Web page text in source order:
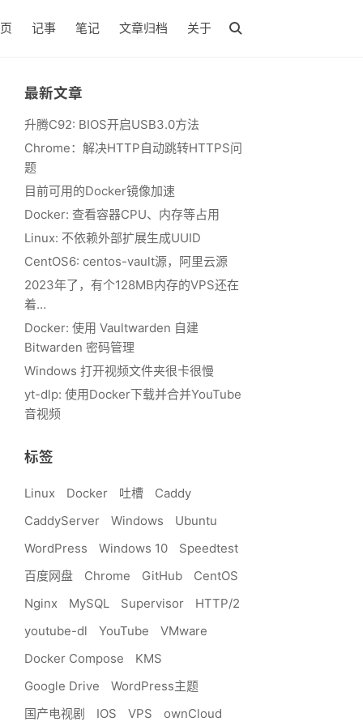
记事 笔记 文章归档 关于
最新文章
升腾C92: BIOS开启USB3.0方法
Chrome：解决HTTP自动跳转HTTPS问
题
目前可用的Docker镜像加速
Docker: 查看容器CPU、内存等占用
Linux: 不依赖外部扩展生成UUID
CentOS6: centos-vault源，阿里云源
2023年了，有个128MB内存的VPS还在
着…
Docker: 使用 Vaultwarden 自建
Bitwarden 密码管理
Windows 打开视频文件夹很卡很慢
yt-dlp: 使用Docker下载并合并YouTube
音视频
标签
Linux Docker 吐槽
Caddy
CaddyServer
Windows
Ubuntu
WordPress
Windows 10
Speedtest
百度网盘
Chrome GitHub
CentOS
Nginx
MySQL Supervisor
HTTP/2
youtube-dl
YouTube
VMware
Docker Compose
KMS
Google Drive
WordPress主题
国产电视剧
IOS VPS ownCloud